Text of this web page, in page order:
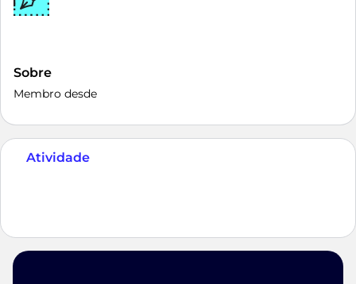
Sobre
Membro desde
Atividade